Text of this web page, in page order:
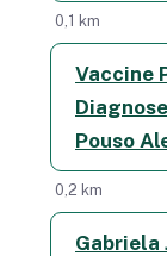
0,1 km
Vaccine
Pouso
0,2 km
Gabriela